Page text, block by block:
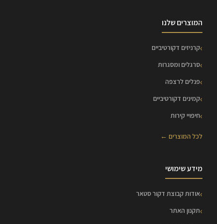
המוצרים שלנו
קרניזים דקורטיביים
סרגלים ומסגרות
פנלים לרצפה
קמינים דקורטיביים
חיפויי קירות
לכל המוצרים ←
מידע שימושי
אודות קבוצת דקור סטאר
תקנון האתר